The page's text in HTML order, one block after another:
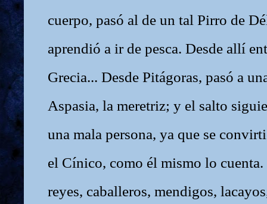
cuerpo, pasó al de un tal Pirro de
aprendió a ir de pesca. Desde allí
Grecia... Desde Pitágoras, pasó a
Aspasia, la meretriz; y el salto
una mala persona, ya que se
el Cínico, como él mismo lo cuenta.
reyes, caballeros, mendigos,